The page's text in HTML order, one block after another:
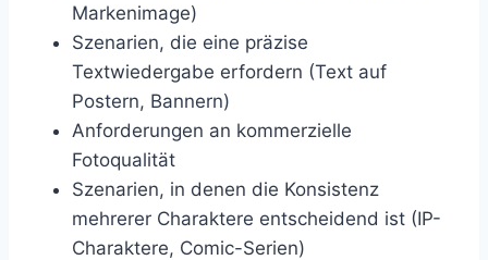
Markenimage)
Szenarien, die eine präzise
Textwiedergabe erfordern (Text auf
Postern, Bannern)
Anforderungen an kommerzielle
Fotoqualität
Szenarien, in denen die Konsistenz
mehrerer Charaktere entscheidend ist (IP-
Charaktere, Comic-Serien)